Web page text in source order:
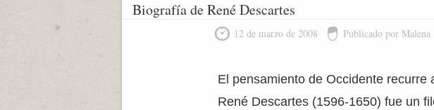
Biografía de René Descartes
12 de marzo de 2008 Publicado por Malena
El pensamiento de Occidente
René Descartes (1596-1650) fue un